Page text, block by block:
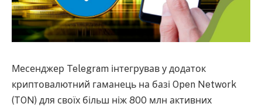
Месенджер Telegram інтегрував у додаток
криптовалютний гаманець на базі Open Network
(TON) для своїх більш ніж 800 млн активних